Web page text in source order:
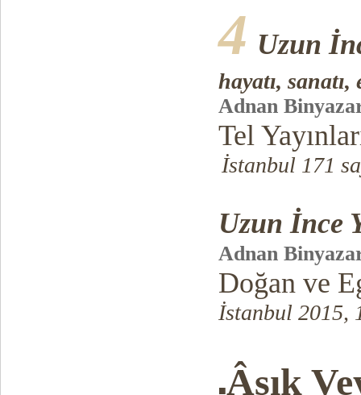
4 Uzun
hayatı,
Adnan
Tel
İstanbul 171
Uzun İnce
Adnan
Doğan ve
İstanbul 2015,
■Âşık